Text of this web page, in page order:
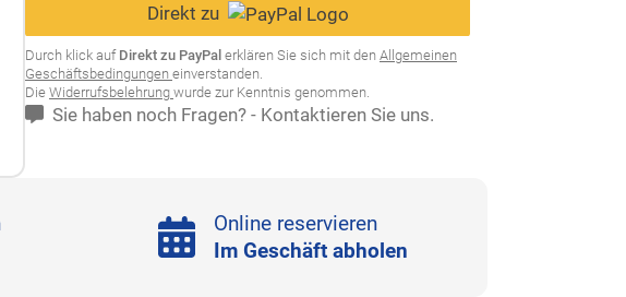
Direkt zu
Durch klick auf Direkt zu PayPal erklären Sie sich mit den Allgemeinen
Geschäftsbedingungen einverstanden.
Die Widerrufsbelehrung wurde zur Kenntnis genommen.
Sie haben noch Fragen? - Kontaktieren Sie uns.
Online reservieren
Im Geschäft abholen